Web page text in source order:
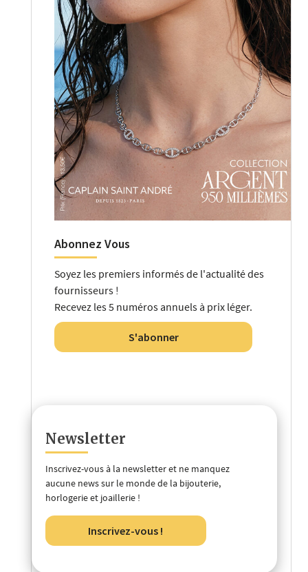
Abonnez Vous
Soyez les premiers informés de l'actualité des
fournisseurs !
Recevez les 5 numéros annuels à prix léger.
S'abonner
Newsletter
Inscrivez-vous à la newsletter et ne manquez
aucune news sur le monde de la bijouterie,
horlogerie et joaillerie !
Inscrivez-vous !